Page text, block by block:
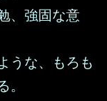
、強固な意
うな、もろも
。